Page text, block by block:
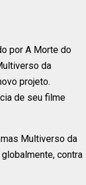
por A Morte do
da
projeto.
de seu filme
Multiverso da
contra